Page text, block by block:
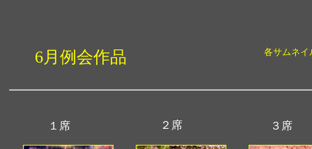
6月例会作品 各サムネイ
３席
２席
１席